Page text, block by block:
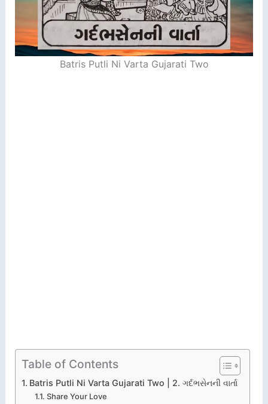
Batris Putli Ni Varta Gujarati Two
Table of Contents
Batris Putli Ni Varta Gujarati Two | 2. ગર્દભસેનની વાર્તા
Share Your Love